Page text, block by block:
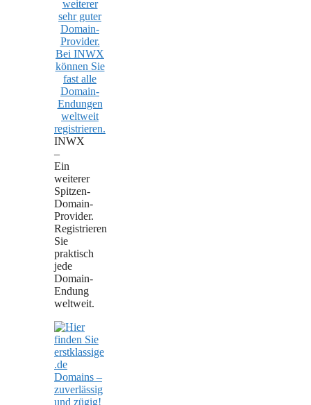
INWX
–
Ein
weiterer
Spitzen-
Domain-
Provider.
Registrieren
Sie
praktisch
jede
Domain-
Endung
weltweit.